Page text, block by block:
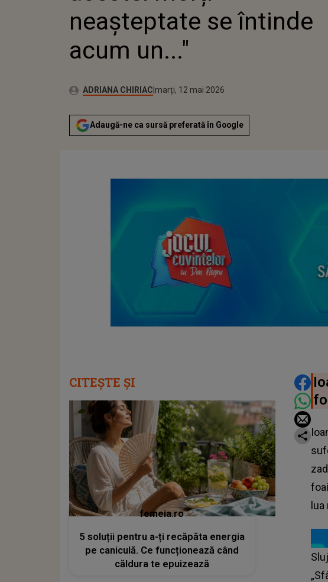
neașteptate se întinde
acum un..."
Autor:ADRIANA CHIRIACPublicat:
marți, 12 mai 2026
Actualizat:
marți, 12 mai 2026
Adaugă-ne ca sursă preferată în Google
lua
CITEȘTE ȘI
femeia.ro
5 soluții pentru a-ți recăpăta energia
pe caniculă. Ce funcționează când
căldura te epuizează